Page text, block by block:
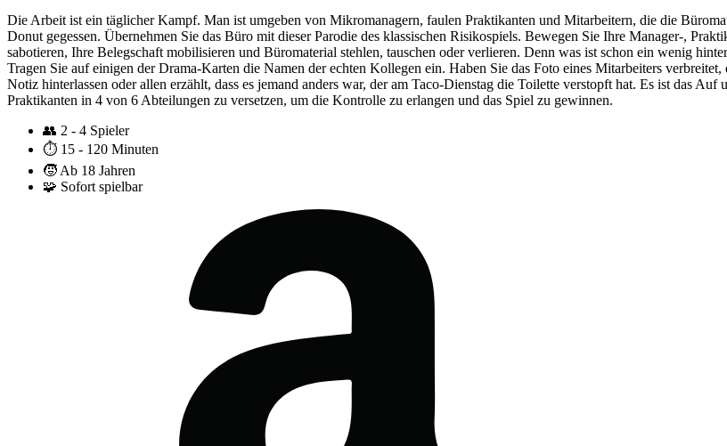
Die Arbeit ist ein täglicher Kampf. Man ist umgeben von Mikromanagern, faulen Praktikanten und Mitarbeitern, die die
Donut gegessen. Übernehmen Sie das Büro mit dieser Parodie des klassischen Risikospiels. Bewegen Sie Ihre Manager-,
sabotieren, Ihre Belegschaft mobilisieren und Büromaterial stehlen, tauschen oder verlieren. Denn was ist schon ein wenig
Tragen Sie auf einigen der Drama-Karten die Namen der echten Kollegen ein. Haben Sie das Foto eines Mitarbeiters
Notiz hinterlassen oder allen erzählt, dass es jemand anders war, der am Taco-Dienstag die Toilette verstopft hat. Es ist das
Praktikanten in 4 von 6 Abteilungen zu versetzen, um die Kontrolle zu erlangen und das Spiel zu gewinnen.
👥 2 - 4 Spieler
⏱️ 15 - 120 Minuten
🧒 Ab 18 Jahren
🧩 Sofort spielbar